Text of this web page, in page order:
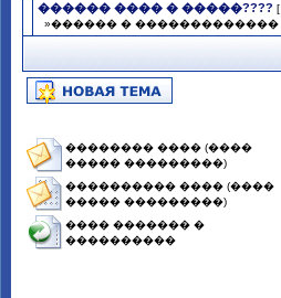
������ ���� � �����???? [
»������ � �������������
�������� ���� (����
����� ���������)
���������� ���� (����
����� ���������)
���� ������� �
����������